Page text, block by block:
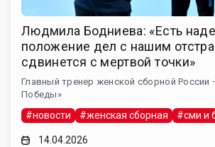
Людмила Бодниева: «Есть
положение дел с нашим
сдвинется с мертвой точки»
Главный тренер женской сборной России
Победы»
#новости #женская сборная #сми и
14.04.2026